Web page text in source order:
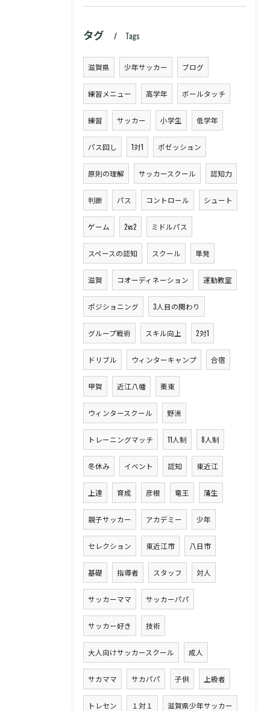
タグ Tags
滋賀県 少年サッカー ブログ
練習メニュー 高学年 ボールタッチ
練習 サッカー 小学生 低学年
パス回し 1対1 ポゼッション
原則の理解 サッカースクール 認知力
判断 パス コントロール シュート
ゲーム 2vs2 ミドルパス
スペースの認知 スクール 単発
滋賀 コオーディネーション 運動教室
ポジショニング 3人目の関わり
グループ戦術 スキル向上 2対1
ドリブル ウィンターキャンプ 合宿
甲賀 近江八幡 栗東
ウィンタースクール 野洲
トレーニングマッチ 11人制 8人制
冬休み イベント 認知 東近江
上達 育成 彦根 竜王 蒲生
親子サッカー アカデミー 少年
セレクション 東近江市 八日市
基礎 指導者 スタッフ 対人
サッカーママ サッカーパパ
サッカー好き 技術
大人向けサッカースクール 成人
サカママ サカパパ 子供 上級者
トレセン １対１ 滋賀県少年サッカー